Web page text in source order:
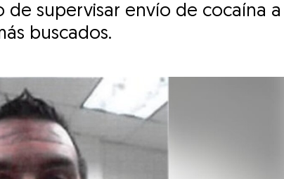
de supervisar envío de cocaína
buscados.